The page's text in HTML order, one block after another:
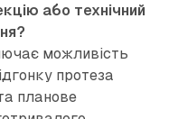
або технічний
можливість
протеза
планове